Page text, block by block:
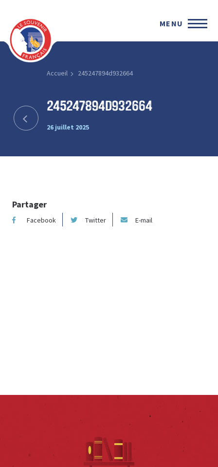
MENU
Accueil 245247894d932664
245247894d932664
26 juillet 2025
Partager
Facebook Twitter E-mail